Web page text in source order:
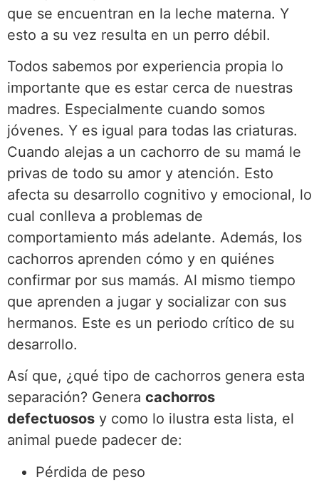
que se encuentran en la leche materna. Y
esto a su vez resulta en un perro débil.
Todos sabemos por experiencia propia lo
importante que es estar cerca de nuestras
madres. Especialmente cuando somos
jóvenes. Y es igual para todas las criaturas.
Cuando alejas a un cachorro de su mamá le
privas de todo su amor y atención. Esto
afecta su desarrollo cognitivo y emocional, lo
cual conlleva a problemas de
comportamiento más adelante. Además, los
cachorros aprenden cómo y en quiénes
confirmar por sus mamás. Al mismo tiempo
que aprenden a jugar y socializar con sus
hermanos. Este es un periodo crítico de su
desarrollo.
Así que, ¿qué tipo de cachorros genera esta
separación? Genera cachorros
defectuosos y como lo ilustra esta lista, el
animal puede padecer de:
Pérdida de peso